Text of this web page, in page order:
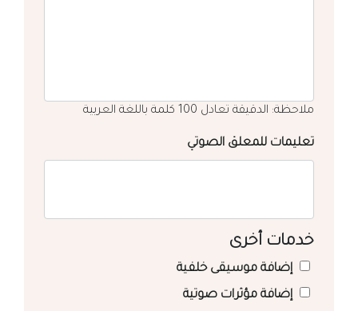
ملاحظة: الدقيقة تعادل 100 كلمة باللغة العربية
تعليمات للمعلق الصوتي
خدمات أخرى
إضافة موسيقى خلفية
إضافة مؤثرات صوتية